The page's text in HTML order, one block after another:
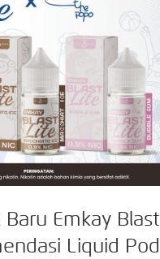
Emkay Blast
Liquid Pod